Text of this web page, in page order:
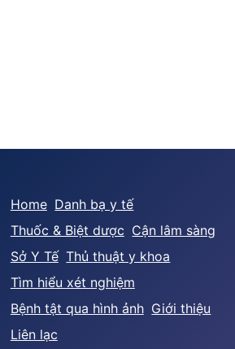
Home Danh bạ y tế
Thuốc & Biệt dược Cận lâm sàng
Sở Y Tế Thủ thuật y khoa
Tìm hiểu xét nghiệm
Bệnh tật qua hình ảnh Giới thiệu
Liên lạc